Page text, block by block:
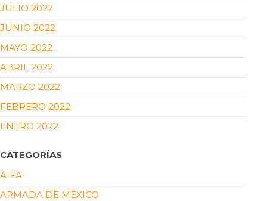
JULIO 2022
JUNIO 2022
MAYO 2022
ABRIL 2022
MARZO 2022
FEBRERO 2022
ENERO 2022
CATEGORÍAS
AIFA
ARMADA DE MÉXICO